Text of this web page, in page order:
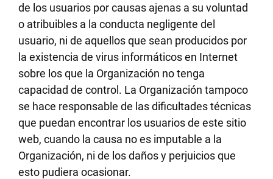
de los usuarios por causas ajenas a su voluntad
o atribuibles a la conducta negligente del
usuario, ni de aquellos que sean producidos por
la existencia de virus informáticos en Internet
sobre los que la Organización no tenga
capacidad de control. La Organización tampoco
se hace responsable de las dificultades técnicas
que puedan encontrar los usuarios de este sitio
web, cuando la causa no es imputable a la
Organización, ni de los daños y perjuicios que
esto pudiera ocasionar.